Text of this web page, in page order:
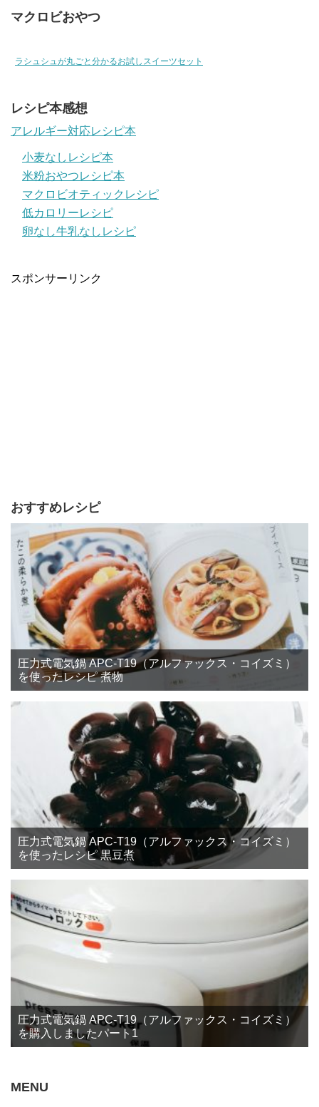
マクロビおやつ
ラシュシュが丸ごと分かるお試しスイーツセット
レシピ本感想
アレルギー対応レシピ本
小麦なしレシピ本
米粉おやつレシピ本
マクロビオティックレシピ
低カロリーレシピ
卵なし牛乳なしレシピ
スポンサーリンク
おすすめレシピ
圧力式電気鍋 APC-T19（アルファックス・コイズミ）
を使ったレシピ 煮物
圧力式電気鍋 APC-T19（アルファックス・コイズミ）
を使ったレシピ 黒豆煮
圧力式電気鍋 APC-T19（アルファックス・コイズミ）
を購入しましたパート1
MENU